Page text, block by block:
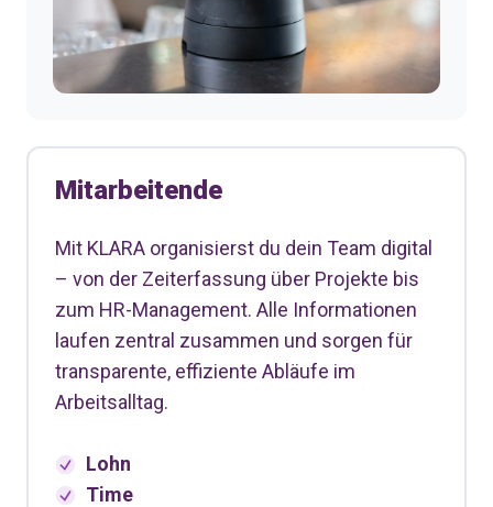
Mitarbeitende
Mit KLARA organisierst du dein Team digital
– von der Zeiterfassung über Projekte bis
zum HR-Management. Alle Informationen
laufen zentral zusammen und sorgen für
transparente, effiziente Abläufe im
Arbeitsalltag.
Lohn
Time